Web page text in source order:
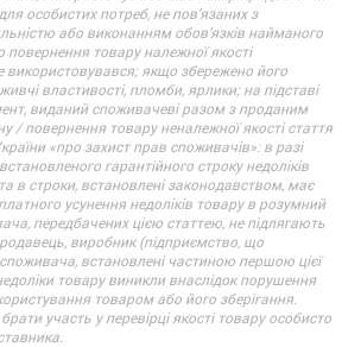
особистих потреб, не пов’язаних з
або виконанням обов’язків найманого
повернення товару належної якості
використовувався; якщо збережено його
властивості, пломби, ярлики; на підставі
виданий споживачеві разом з проданим
/ повернення товару неналежної якості стаття
«про захист прав споживачів»: в разі
гарантійного строку недоліків
в строки, встановлені законодавством, має
усунення недоліків товару в розумний
передбачених цією статтею, не підлягають
виробник (підприємство, що
встановлені частиною першою цієї
товару виникли внаслідок порушення
товаром або його зберігання.
участь у перевірці якості товару особисто